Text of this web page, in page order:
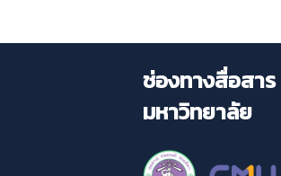
ช่องทางสื่อสาร
มหาวิทยาลัย